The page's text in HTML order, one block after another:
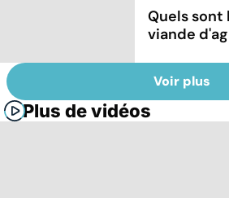
Quels sont
viande
Voir plus
Plus de vidéos